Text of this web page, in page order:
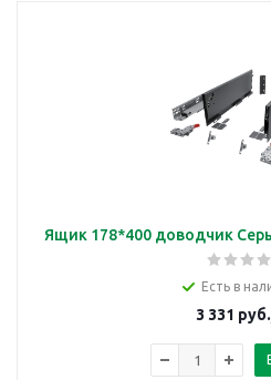
Ящик 178*400 доводчик
Есть в
3 331 руб.